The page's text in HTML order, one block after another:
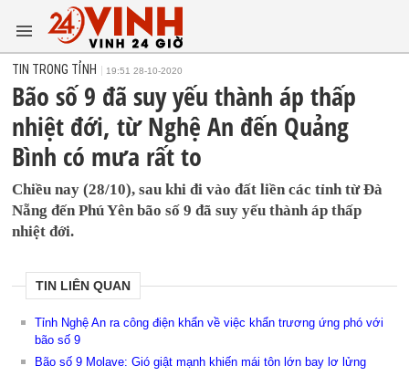
TIN TRONG TỈNH 19:51 28-10-2020
Bão số 9 đã suy yếu thành áp thấp
nhiệt đới, từ Nghệ An đến Quảng
Bình có mưa rất to
Chiều nay (28/10), sau khi đi vào đất liền các tỉnh từ Đà
Nẵng đến Phú Yên bão số 9 đã suy yếu thành áp thấp
nhiệt đới.
TIN LIÊN QUAN
Tỉnh Nghệ An ra công điện khẩn về việc khẩn trương ứng phó với
bão số 9
Bão số 9 Molave: Gió giật mạnh khiến mái tôn lớn bay lơ lửng